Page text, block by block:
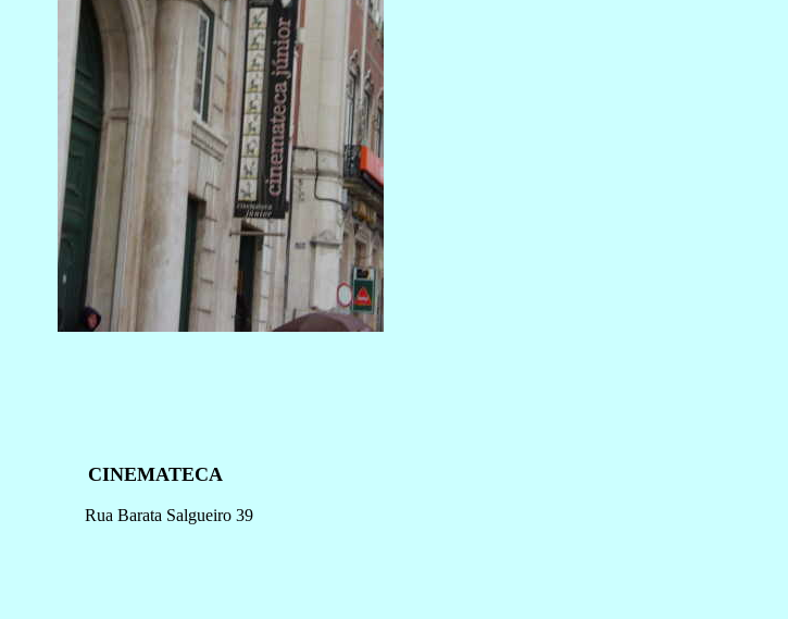
CINEMATECA
Rua Barata Salgueiro 39